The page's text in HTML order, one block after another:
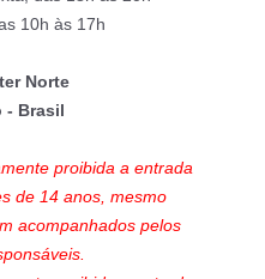
10h às 17h
Norte
- Brasil
proibida a entrada
de 14 anos, mesmo
acompanhados pelos